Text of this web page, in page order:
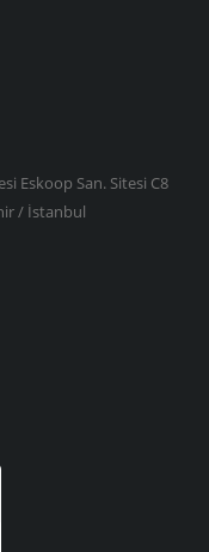
Eskoop San. Sitesi C8
/ İstanbul